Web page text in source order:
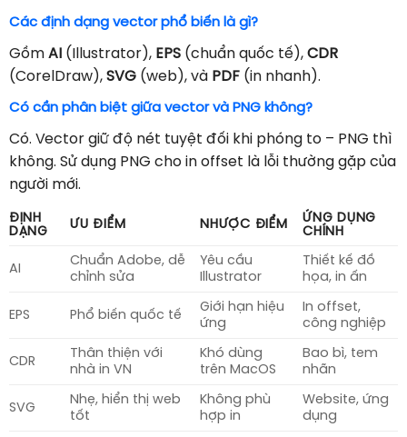
Các định dạng vector phổ biến là gì?
Gồm AI (Illustrator), EPS (chuẩn quốc tế), CDR
(CorelDraw), SVG (web), và PDF (in nhanh).
Có cần phân biệt giữa vector và PNG không?
Có. Vector giữ độ nét tuyệt đối khi phóng to – PNG thì
không. Sử dụng PNG cho in offset là lỗi thường gặp của
người mới.
ĐỊNH
DẠNG
ƯU ĐIỂM NHƯỢC ĐIỂM
ỨNG DỤNG
CHÍNH
AI
Chuẩn Adobe, dễ
chỉnh sửa
Yêu cầu
Illustrator
Thiết kế đồ
họa, in ấn
EPS Phổ biến quốc tế
Giới hạn hiệu
ứng
In offset,
công nghiệp
CDR
Thân thiện với
nhà in VN
Khó dùng
trên MacOS
Bao bì, tem
nhãn
SVG
Nhẹ, hiển thị web
tốt
Không phù
hợp in
Website, ứng
dụng